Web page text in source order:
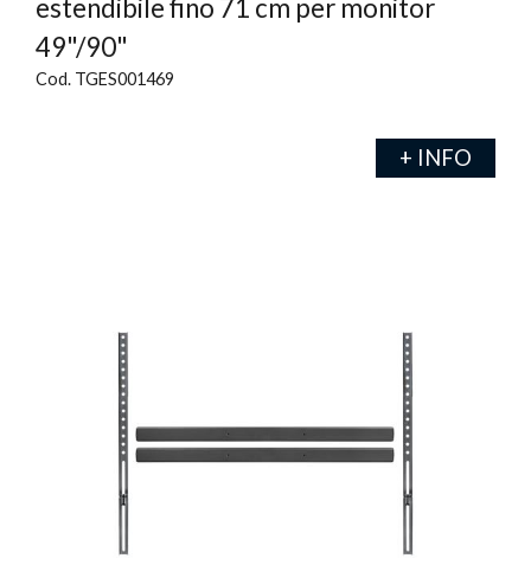
estendibile fino 71 cm per monitor
49"/90"
Cod. TGES001469
+ INFO